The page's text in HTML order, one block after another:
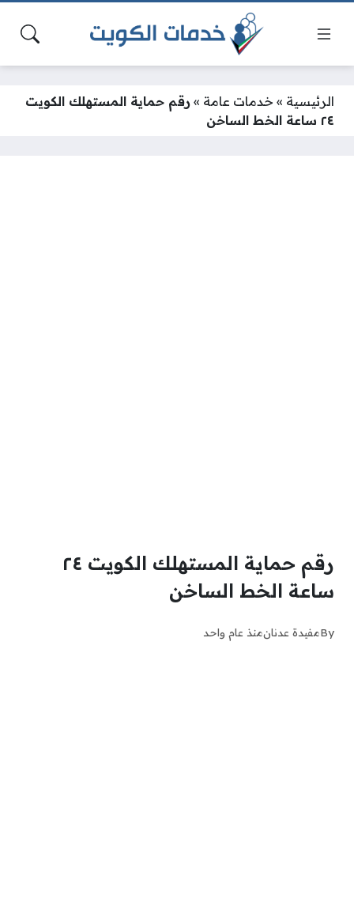
الرئيسية » خدمات عامة » رقم حماية المستهلك الكويت
٢٤ ساعة الخط الساخن
رقم حماية المستهلك الكويت ٢٤
ساعة الخط الساخن
Byمفيدة عدنانمنذ عام واحد